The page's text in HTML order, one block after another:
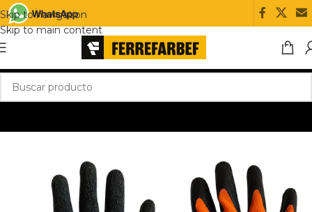
Skip to navigation
Skip to main content